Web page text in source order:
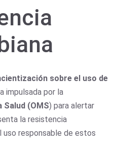
sobre el uso de
impulsada por la
Salud (OMS) para alertar
la resistencia
uso responsable de estos